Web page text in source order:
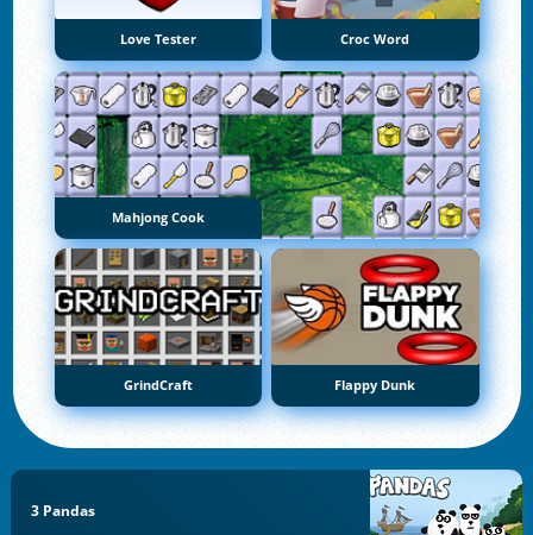
Love Tester Croc Word
Mahjong Cook
GrindCraft Flappy Dunk
3 Pandas